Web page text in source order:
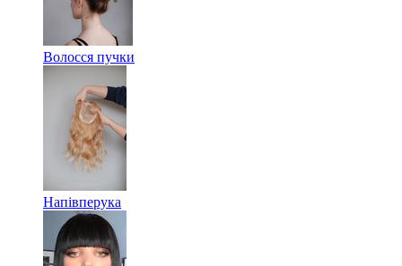
Волосся пучки
Напівперука